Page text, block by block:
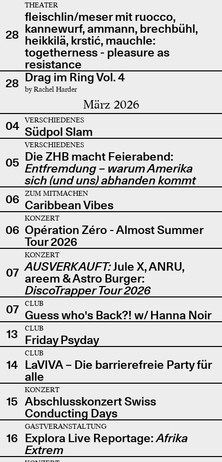
28
THEATER
fleischlin/meser mit ruocco,
kannewurf, ammann, brechbühl,
heikkilä, krstić, mauchle:
togetherness - pleasure as
resistance
28 Drag im Ring Vol. 4
by Rachel Harder
März 2026
04 VERSCHIEDENES
Südpol Slam
05
VERSCHIEDENES
Die ZHB macht Feierabend:
Entfremdung – warum Amerika
sich (und uns) abhanden kommt
06
ZUM MITMACHEN
Caribbean Vibes
06
KONZERT
Opération Zéro - Almost Summer
Tour 2026
07
KONZERT
AUSVERKAUFT:Jule X, ANRU,
areem & Astro Burger:
DiscoTrapper Tour 2026
07
CLUB
Guess who's Back?! w/ Hanna Noir
13
CLUB
Friday Psyday
14
CLUB
LaVIVA – Die barrierefreie Party für
alle
15
KONZERT
Abschlusskonzert Swiss
Conducting Days
16
GASTVERANSTALTUNG
Explora Live Reportage:Afrika
Extrem